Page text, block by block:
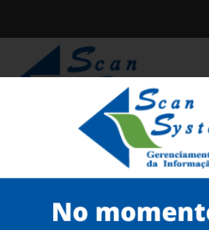
98184-5245
Scanner de documentos
scanner de mesa para documentos
scanners para documentos fragilizados Belém